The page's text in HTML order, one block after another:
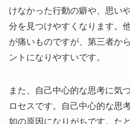
けなかった行動の癖や、思い
分を見つけやすくなります。
が痛いものですが、第三者か
ントになりやすいです。
また、自己中心的な思考に気
ロセスです。自己中心的な思
如の原因になりがちです。た